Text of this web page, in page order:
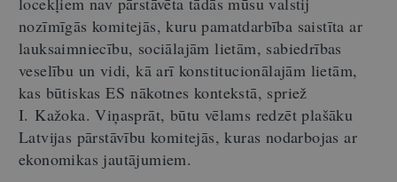
nozīmīgās komitejās, kuru pamatdarbība saistīta ar
lauksaimniecību, sociālajām lietām, sabiedrības
veselību un vidi, kā arī konstitucionālajām lietām,
kas būtiskas ES nākotnes kontekstā, spriež
I. Kažoka. Viņasprāt, būtu vēlams redzēt plašāku
Latvijas pārstāvību komitejās, kuras nodarbojas ar
ekonomikas jautājumiem.